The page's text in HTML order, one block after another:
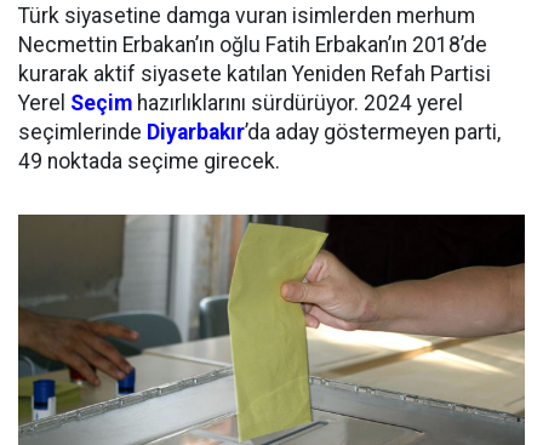
Türk siyasetine damga vuran isimlerden merhum
Necmettin Erbakan’ın oğlu Fatih Erbakan’ın 2018’de
kurarak aktif siyasete katılan Yeniden Refah Partisi
Yerel Seçim hazırlıklarını sürdürüyor. 2024 yerel
seçimlerinde Diyarbakır’da aday göstermeyen parti,
49 noktada seçime girecek.